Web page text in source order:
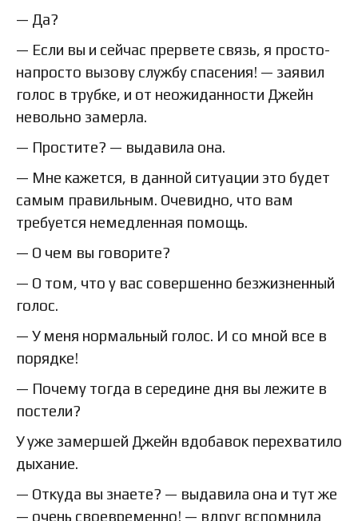
— Да?
— Если вы и сейчас прервете связь, я просто-
напросто вызову службу спасения! — заявил
голос в трубке, и от неожиданности Джейн
невольно замерла.
— Простите? — выдавила она.
— Мне кажется, в данной ситуации это будет
самым правильным. Очевидно, что вам
требуется немедленная помощь.
— О чем вы говорите?
— О том, что у вас совершенно безжизненный
голос.
— У меня нормальный голос. И со мной все в
порядке!
— Почему тогда в середине дня вы лежите в
постели?
У уже замершей Джейн вдобавок перехватило
дыхание.
— Откуда вы знаете? — выдавила она и тут же
— очень своевременно! — вдруг вспомнила